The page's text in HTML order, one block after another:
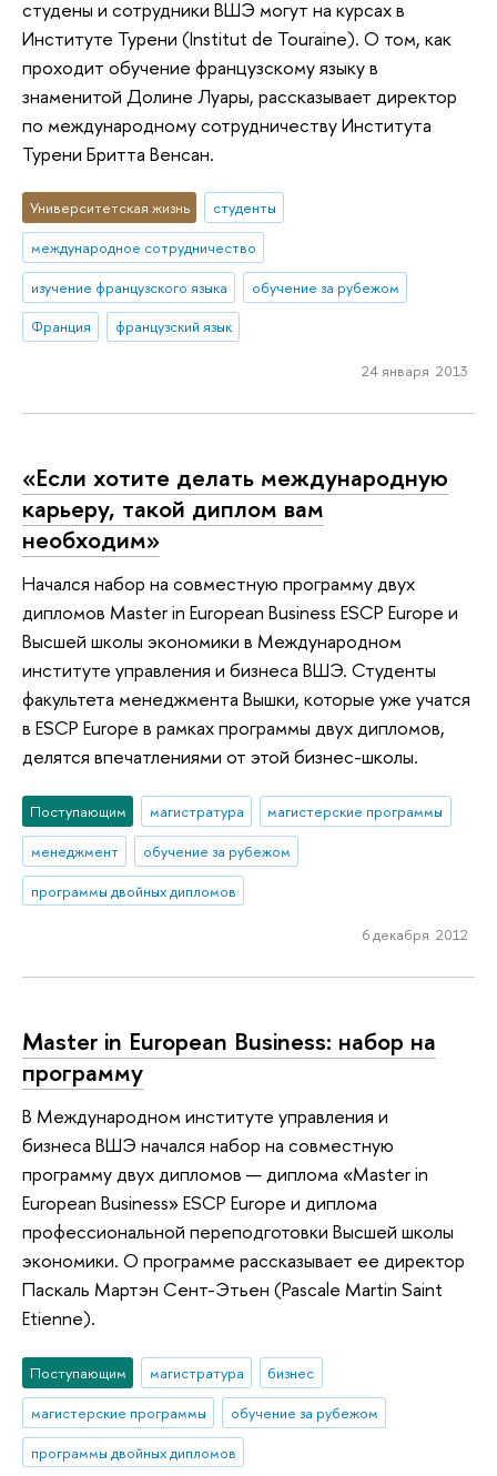
студены и сотрудники ВШЭ могут на курсах в
Институте Турени (Institut de Touraine). О том, как
проходит обучение французскому языку в
знаменитой Долине Луары, рассказывает директор
по международному сотрудничеству Института
Турени Бритта Венсан.
Университетская жизнь
студенты
международное сотрудничество
изучение французского языка
обучение за рубежом
Франция
французский язык
24 января 2013
«Если хотите делать международную
карьеру, такой диплом вам
необходим»
Начался набор на совместную программу двух
дипломов Master in European Business ESCP Europe и
Высшей школы экономики в Международном
институте управления и бизнеса ВШЭ. Студенты
факультета менеджмента Вышки, которые уже учатся
в ESCP Europe в рамках программы двух дипломов,
делятся впечатлениями от этой бизнес-школы.
Поступающим магистратура
магистерские программы
менеджмент
обучение за рубежом
программы двойных дипломов
6 декабря 2012
Master in European Business: набор на
программу
В Международном институте управления и
бизнеса ВШЭ начался набор на совместную
программу двух дипломов — диплома «Master in
European Business» ESCP Europe и диплома
профессиональной переподготовки Высшей школы
экономики. О программе рассказывает ее директор
Паскаль Мартэн Сент-Этьен (Pascale Martin Saint
Etienne).
Поступающим магистратура
бизнес
магистерские программы
обучение за рубежом
программы двойных дипломов